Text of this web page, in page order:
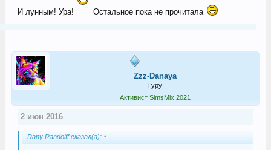
И лунным! Ура! Остальное пока не прочитала
Zzz-Danaya
Гуру
Активист SimsMix 2021
2 июн 2016
Rany Randolff сказал(а): ↑